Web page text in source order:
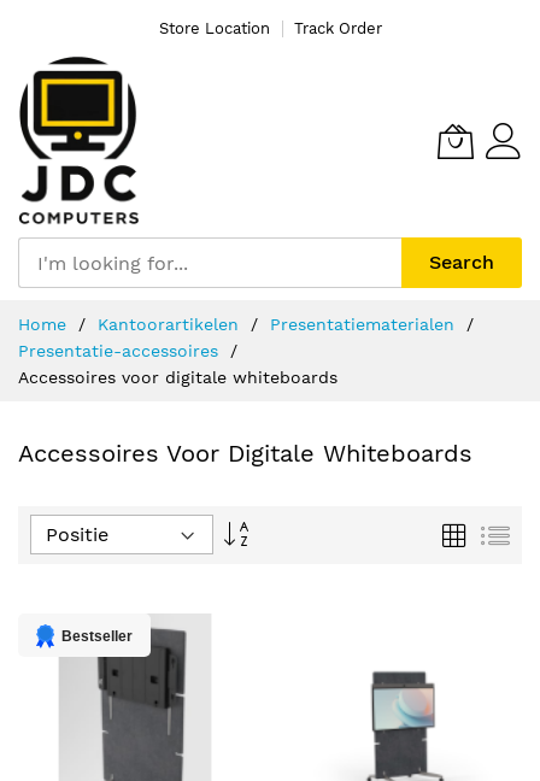
Store Location Track Order
Search
naar
de
inhoud
Home Kantoorartikelen
Presentatiematerialen
Presentatie-accessoires
Accessoires voor digitale whiteboards
Accessoires Voor Digitale Whiteboards
Van
Foto-
tabel
Bestseller